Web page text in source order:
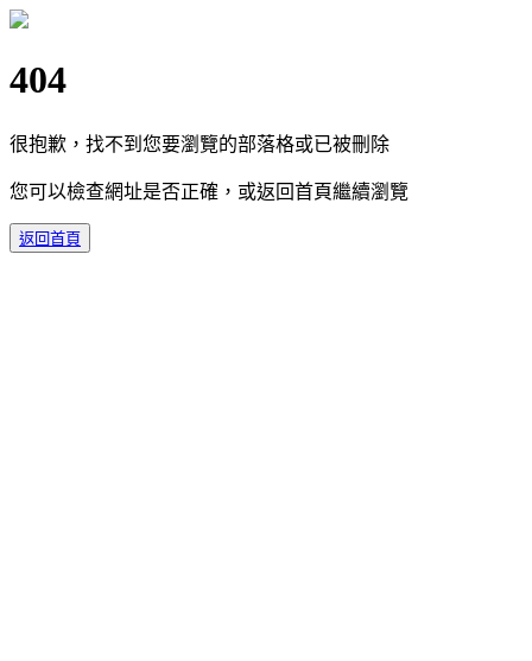
404
很抱歉，找不到您要瀏覽的部落格或已被刪除
您可以檢查網址是否正確，或返回首頁繼續瀏覽
返回首頁